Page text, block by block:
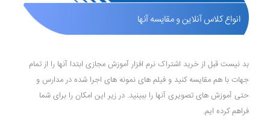
انواع کلاس آنلاین و مقایسه آنها
بد نیست قبل از خرید اشتراک نرم افزار آموزش مجازی ابتدا آنها را از تمام
جهات با هم مقایسه کنید و فیلم های نمونه های اجرا شده در مدارس و
حتی آموزش های تصویری آنها را ببینید. در زیر این امکان را برای شما
فراهم کرده ایم.